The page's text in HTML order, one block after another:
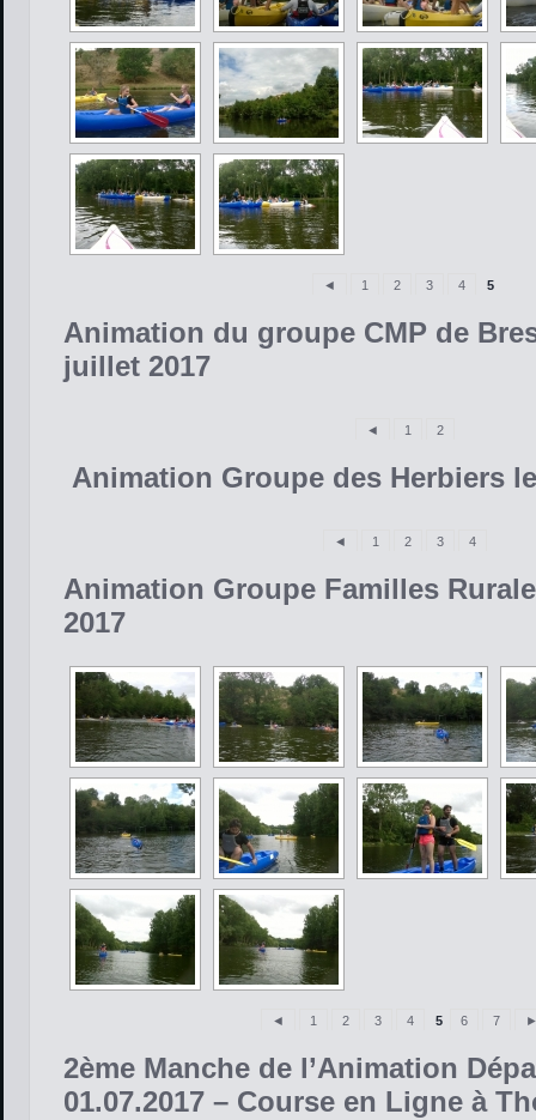
◄ 1 2 3 4 5
Animation du groupe CMP de
juillet 2017
◄ 1 2
Animation Groupe des Herbiers
◄ 1 2 3 4
Animation Groupe Familles
2017
◄ 1 2 3 4 5 6 7
2ème Manche de l’Animation
01.07.2017 – Course en Ligne à